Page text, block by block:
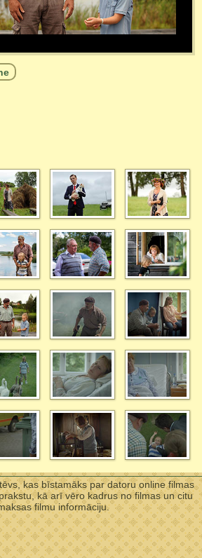
kas bīstamāks par datoru online filmas
kā arī vēro kadrus no filmas un citu
filmu informāciju.